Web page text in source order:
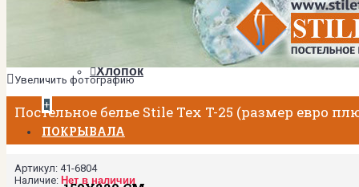
МАТЕРИАЛЫ
Хлопок
+
ПОКРЫВАЛА
Увеличить фотографию
Постельное белье Stile Tex T-25 (размер евро
Артикул: 41-6804
Наличие: Нет в наличии